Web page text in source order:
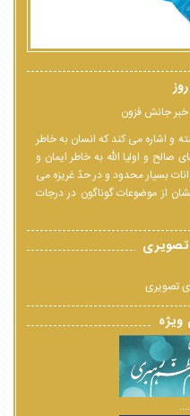
خبر جانش فزون
و اشاره می کند که انسان به خاطر
صالح و اولیا الله به خاطر ایمان و
بسیار محدود و در حدّ غریزه می
از موضوعات گوناگون در درجات
تصویری